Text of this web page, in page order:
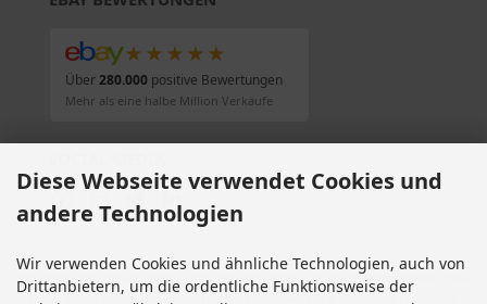
★★★★★
Über280.000positive Bewertungen
Mehr als eine halbe Million Verkäufe
Alle Preise inkl. gesetzl. MwSt. zzgl. Versandkosten . Die durchgestrichenen Preise
entsprechen dem bisherigen Preis bei Motorradteile & Motorrad Ersatzteile.
Diese Webseite verwendet Cookies und
andere Technologien
Wir verwenden Cookies und ähnliche Technologien, auch von
Drittanbietern, um die ordentliche Funktionsweise der